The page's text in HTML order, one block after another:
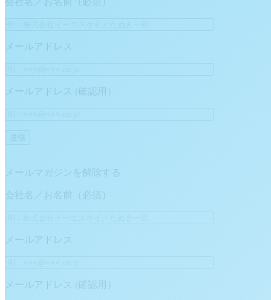
メールアドレス
メールアドレス (確認用）
メールマガジンを解除する
会社名／お名前（必須）
メールアドレス
メールアドレス (確認用）